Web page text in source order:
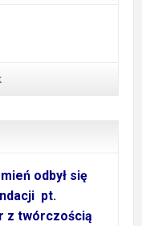
odbył się
pt.
z twórczością